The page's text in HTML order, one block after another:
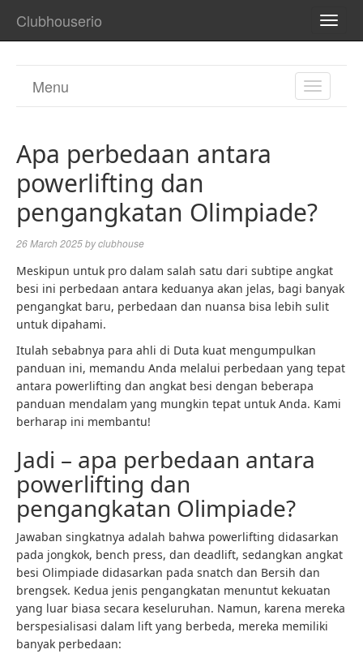
Clubhouserio
TOGGLE
Menu
Apa perbedaan antara
powerlifting dan
pengangkatan Olimpiade?
26 March 2025byclubhouse
Meskipun untuk pro dalam salah satu dari subtipe angkat
besi ini perbedaan antara keduanya akan jelas, bagi banyak
pengangkat baru, perbedaan dan nuansa bisa lebih sulit
untuk dipahami.
Itulah sebabnya para ahli di Duta kuat mengumpulkan
panduan ini, memandu Anda melalui perbedaan yang tepat
antara powerlifting dan angkat besi dengan beberapa
panduan mendalam yang mungkin tepat untuk Anda. Kami
berharap ini membantu!
Jadi – apa perbedaan antara
powerlifting dan
pengangkatan Olimpiade?
Jawaban singkatnya adalah bahwa powerlifting didasarkan
pada jongkok, bench press, dan deadlift, sedangkan angkat
besi Olimpiade didasarkan pada snatch dan Bersih dan
brengsek. Kedua jenis pengangkatan menuntut kekuatan
yang luar biasa secara keseluruhan. Namun, karena mereka
berspesialisasi dalam lift yang berbeda, mereka memiliki
banyak perbedaan: